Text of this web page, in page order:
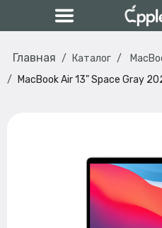
Главная Каталог
MacBook Air 13" Space Gray